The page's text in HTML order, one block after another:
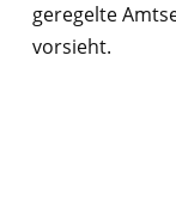
geregelte
vorsieht.